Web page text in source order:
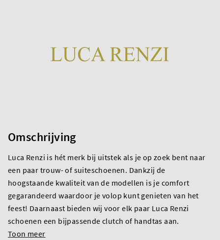
Omschrijving
Luca Renzi is hét merk bij uitstek als je op zoek bent naar
een paar trouw- of suiteschoenen. Dankzij de
hoogstaande kwaliteit van de modellen is je comfort
gegarandeerd waardoor je volop kunt genieten van het
feest! Daarnaast bieden wij voor elk paar Luca Renzi
schoenen een bijpassende clutch of handtas aan.
Toon meer